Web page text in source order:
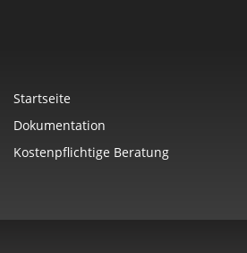
Startseite
Dokumentation
Kostenpflichtige Beratung